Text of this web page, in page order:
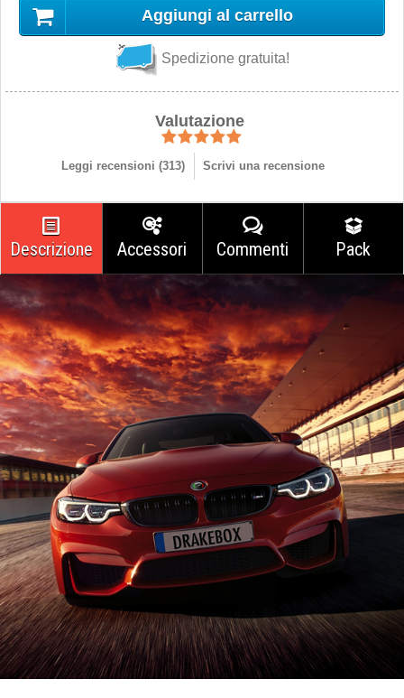
Aggiungi al carrello
Spedizione gratuita!
Valutazione
Leggi recensioni (313) Scrivi una recensione
Descrizione Accessori Commenti Pack